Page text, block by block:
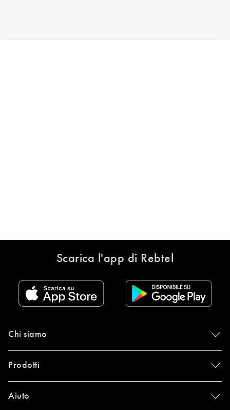
Scarica l'app di Rebtel
Chi siamo
Prodotti
Aiuto